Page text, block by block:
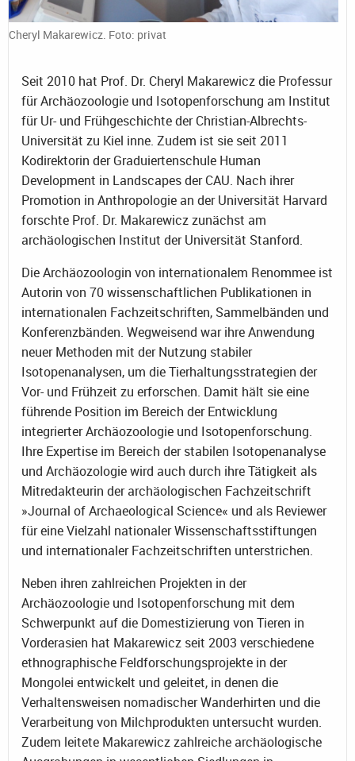
Cheryl Makarewicz. Foto: privat
Seit 2010 hat Prof. Dr. Cheryl Makarewicz die Professur
für Archäozoologie und Isotopenforschung am Institut
für Ur- und Frühgeschichte der Christian-Albrechts-
Universität zu Kiel inne. Zudem ist sie seit 2011
Kodirektorin der Graduiertenschule Human
Development in Landscapes der CAU. Nach ihrer
Promotion in Anthropologie an der Universität Harvard
forschte Prof. Dr. Makarewicz zunächst am
archäologischen Institut der Universität Stanford.
Die Archäozoologin von internationalem Renommee ist
Autorin von 70 wissenschaftlichen Publikationen in
internationalen Fachzeitschriften, Sammelbänden und
Konferenzbänden. Wegweisend war ihre Anwendung
neuer Methoden mit der Nutzung stabiler
Isotopenanalysen, um die Tierhaltungsstrategien der
Vor- und Frühzeit zu erforschen. Damit hält sie eine
führende Position im Bereich der Entwicklung
integrierter Archäozoologie und Isotopenforschung.
Ihre Expertise im Bereich der stabilen Isotopenanalyse
und Archäozologie wird auch durch ihre Tätigkeit als
Mitredakteurin der archäologischen Fachzeitschrift
»Journal of Archaeological Science« und als Reviewer
für eine Vielzahl nationaler Wissenschaftsstiftungen
und internationaler Fachzeitschriften unterstrichen.
Neben ihren zahlreichen Projekten in der
Archäozoologie und Isotopenforschung mit dem
Schwerpunkt auf die Domestizierung von Tieren in
Vorderasien hat Makarewicz seit 2003 verschiedene
ethnographische Feldforschungsprojekte in der
Mongolei entwickelt und geleitet, in denen die
Verhaltensweisen nomadischer Wanderhirten und die
Verarbeitung von Milchprodukten untersucht wurden.
Zudem leitete Makarewicz zahlreiche archäologische